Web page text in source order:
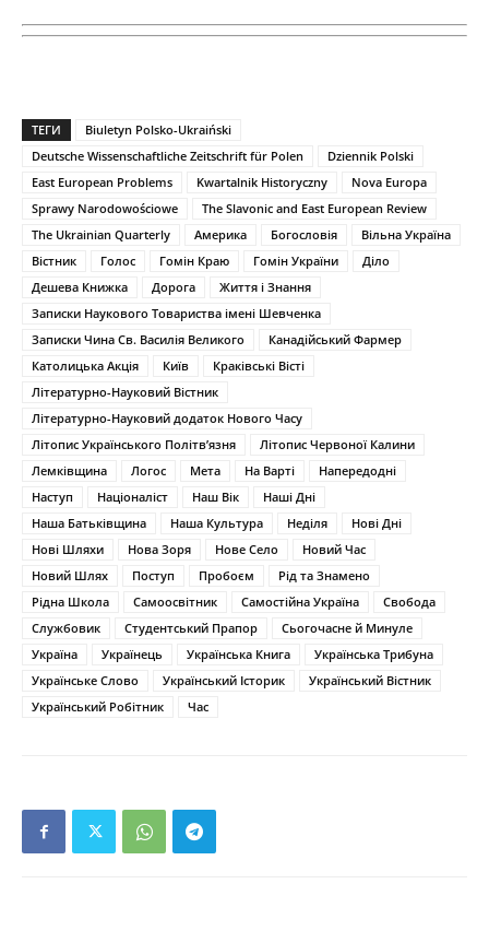
ТЕГИ
Biuletyn Polsko-Ukraiński
Deutsche Wissenschaftliche Zeitschrift für Polen
Dziennik Polski
East European Problems
Kwartalnik Historyczny
Nova Europa
Sprawy Narodowościowe
The Slavonic and East European Review
The Ukrainian Quarterly
Америка Богословія
Вільна Україна
Вістник
Голос Гомін Краю Гомін України
Діло
Дешева Книжка
Дорога
Життя і Знання
Записки Наукового Товариства імені Шевченка
Записки Чина Св. Василія Великого
Канадійський Фармер
Католицька Акція
Київ
Краківські Вісті
Літературно-Науковий Вістник
Літературно-Науковий додаток Нового Часу
Літопис Українського Політв’язня
Літопис Червоної Калини
Лемківщина
Логос Мета На Варті
Напередодні
Наступ
Націоналіст Наш Вік
Наші Дні
Наша Батьківщина
Наша Культура Неділя
Нові Дні
Нові Шляхи
Нова Зоря Нове Село
Новий Час
Новий Шлях
Поступ Пробоєм
Рід та Знамено
Рідна Школа
Самоосвітник Самостійна Україна
Свобода
Службовик
Студентський Прапор
Сьогочасне й Минуле
Україна
Українець Українська Книга
Українська Трибуна
Українське Слово
Український Історик
Український Вістник
Український Робітник
Час